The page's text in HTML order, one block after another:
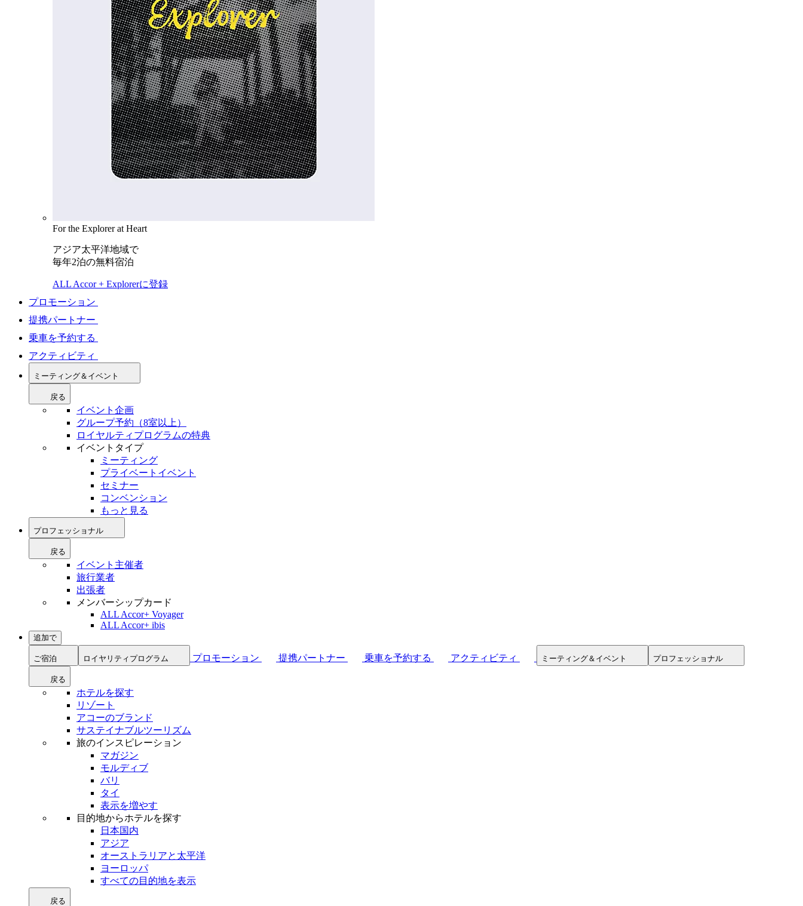
For the Explorer at Heart
アジア太平洋地域で
毎年2泊の無料宿泊
ALL Accor + Explorerに登録
プロモーション
提携パートナー
乗車を予約する
アクティビティ
ミーティング＆イベント
戻る
イベント企画
グループ予約（8室以上）
ロイヤルティプログラムの特典
イベントタイプ
ミーティング
プライベートイベント
セミナー
コンベンション
もっと見る
プロフェッショナル
戻る
イベント主催者
旅行業者
出張者
メンバーシップカード
ALL Accor+ Voyager
ALL Accor+ ibis
追加で
ご宿泊 ロイヤリティプログラム プロモーション 提携パートナー 乗車を予約する アクティビティ ミーティング＆イベント プロフェッショナル
戻る
ホテルを探す
リゾート
アコーのブランド
サステイナブルツーリズム
旅のインスピレーション
マガジン
モルディブ
バリ
タイ
表示を増やす
目的地からホテルを探す
日本国内
アジア
オーストラリアと太平洋
ヨーロッパ
すべての目的地を表示
戻る